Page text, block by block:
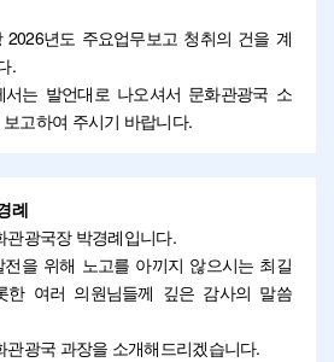
2026년도 주요업무보고 청취의 건을 계
.
서는 발언대로 나오셔서 문화관광국 소
고하여 주시기 바랍니다.
례
관광국장 박경례입니다.
을 위해 노고를 아끼지 않으시는 최길
한 여러 의원님들께 깊은 감사의 말씀
관광국 과장을 소개해드리겠습니다.